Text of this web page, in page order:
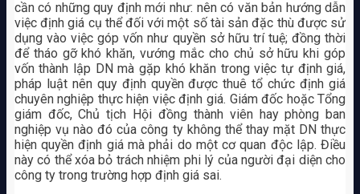
cần có những quy định mới như: nên có văn bản hướng dẫn
việc định giá cụ thể đối với một số tài sản đặc thù được sử
dụng vào việc góp vốn như quyền sở hữu trí tuệ; đồng thời
để tháo gỡ khó khăn, vướng mắc cho chủ sở hữu khi góp
vốn thành lập DN mà gặp khó khăn trong việc tự định giá,
pháp luật nên quy định quyền được thuê tổ chức định giá
chuyên nghiệp thực hiện việc định giá. Giám đốc hoặc Tổng
giám đốc, Chủ tịch Hội đồng thành viên hay phòng ban
nghiệp vụ nào đó của công ty không thể thay mặt DN thực
hiện quyền định giá mà phải do một cơ quan độc lập. Điều
này có thể xóa bỏ trách nhiệm phi lý của người đại diện cho
công ty trong trường hợp định giá sai.